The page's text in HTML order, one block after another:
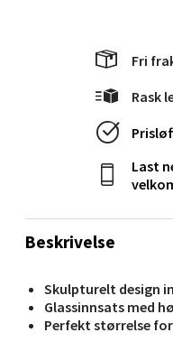
Beskrivelse
Skulpturelt design
Glassinnsats med
Perfekt størrelse
Fri
Rask
Last
Molde -
Torget 1, 6413
Åpent i dag 10-20
0 i butikk